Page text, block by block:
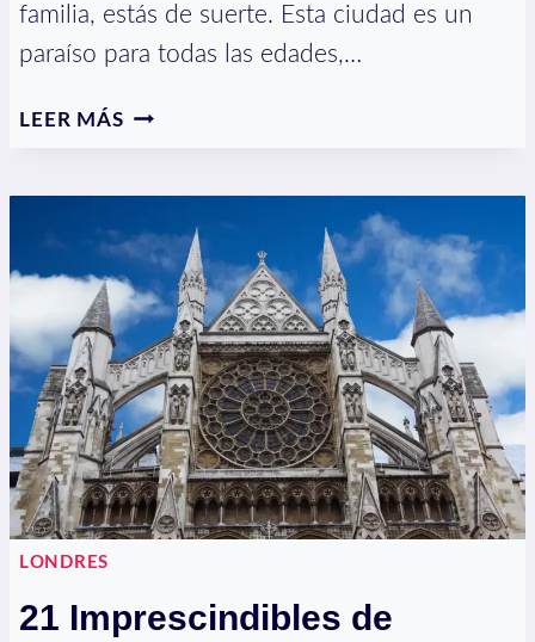
familia, estás de suerte. Esta ciudad es un
paraíso para todas las edades,…
LEER MÁS46
HACER
EN
LONDRES
EN
FAMILIA
LONDRES
21 Imprescindibles de